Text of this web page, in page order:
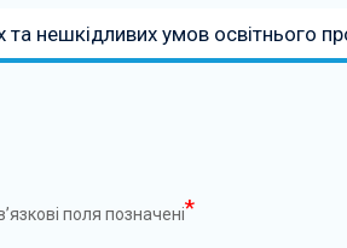
нешкідливих умов освітнього
поля позначені*